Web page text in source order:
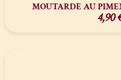
MOUTARDE AU
4,90